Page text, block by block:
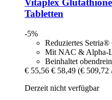
Vitaplex
Tabletten
-5%
Reduziertes Setria®
Mit NAC & Alpha-
Beinhaltet
€ 55,56 € 58,49 (€ 509,72
Derzeit nicht verfügbar